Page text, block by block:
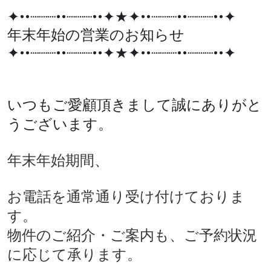
✦••┈┈┈••┈┈┈••✦★✦••┈┈┈••┈┈┈••✦
年末年始の営業のお知らせ
✦••┈┈┈••┈┈┈••✦★✦••┈┈┈••┈┈┈••✦
いつもご愛顧頂きまして誠にありがと
うございます。
年末年始期間、
お電話を通常通り受け付けておりま
す。
物件のご紹介・ご案内も、ご予約状況
に応じて承ります。